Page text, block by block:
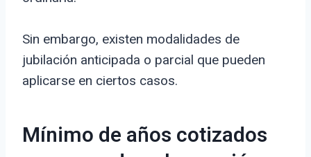
Sin embargo, existen modalidades de
jubilación anticipada o parcial que pueden
aplicarse en ciertos casos.
Mínimo de años cotizados